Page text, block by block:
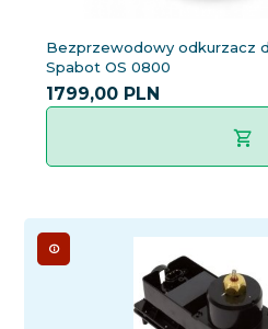
Bezprzewodowy odkurzacz
Spabot OS 0800
1799,00 PLN